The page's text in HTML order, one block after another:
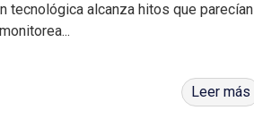
tecnológica alcanza hitos que parecían
Leer más